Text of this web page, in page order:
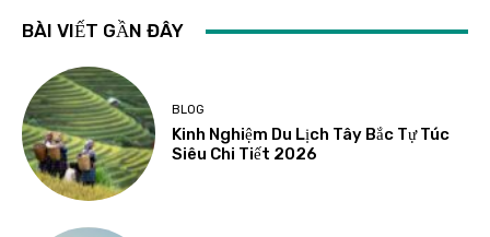
BÀI VIẾT GẦN ĐÂY
BLOG
Kinh Nghiệm Du Lịch Tây Bắc Tự Túc
Siêu Chi Tiết 2026